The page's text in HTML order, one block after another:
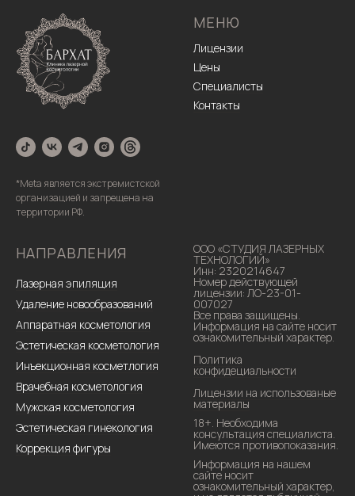
*Meta является экстремистской
организацией и запрещена на
территории РФ.
МЕНЮ
Лицензии
Цены
Специалисты
Контакты
НАПРАВЛЕНИЯ
Лазерная эпиляция
Удаление новообразований
Аппаратная косметология
Эстетическая косметология
Инъекционная косметлогия
Врачебная косметология
Мужская косметология
Эстетическая гинекология
Коррекция фигуры
ООО «СТУДИЯ ЛАЗЕРНЫХ
ТЕХНОЛОГИЙ»
Инн: 2320214647
Номер действующей
лицензии: ЛО-23-01-
007027
Все права защищены.
Информация на сайте носит
ознакомительный характер.
Политика
конфидециальности
Лицензии на использованые
материалы
18+. Необходима
консультация специалиста.
Имеются противопоказания.
Информация на нашем
сайте носит
ознакомительный характер,